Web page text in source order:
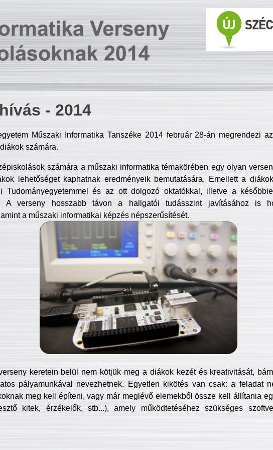
- 2014
Műszaki Informatika Tanszéke 2014 február 28-án megrendezi
számára.
számára a műszaki informatika témakörében egy olyan
lehetőséget kaphatnak eredményeik bemutatására. Emellett a
Tudományegyetemmel és az ott dolgozó oktatókkal, illetve a
A verseny hosszabb távon a hallgatói tudásszint javításához is
a műszaki informatikai képzés népszerűsítését.
keretein belül nem kötjük meg a diákok kezét és kreativitását,
pályamunkával nevezhetnek. Egyetlen kikötés van csak: a feladat
meg kell építeni, vagy már meglévő elemekből össze kell állítania
kitek, érzékelők, stb...), amely működtetéséhez szükséges